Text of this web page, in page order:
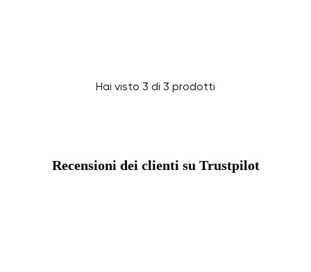
Hai visto 3 di 3 prodotti
Recensioni dei clienti su Trustpilot